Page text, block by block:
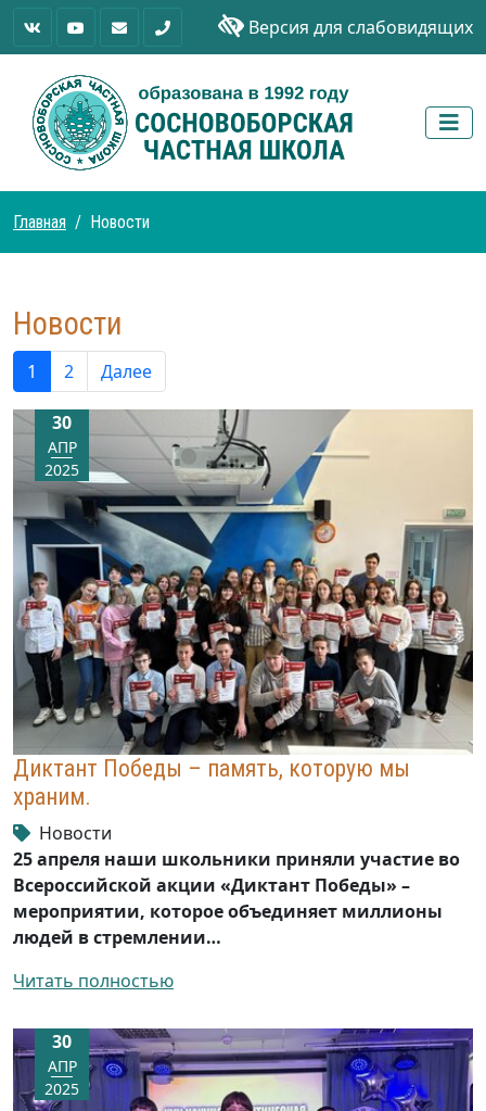
Версия для слабовидящих
Главная Новости
Новости
1 2 Далее
Диктант Победы – память, которую мы
храним.
30
АПР
2025
Новости
25 апреля наши школьники приняли участие во
Всероссийской акции «Диктант Победы» –
мероприятии, которое объединяет миллионы
людей в стремлении…
Читать полностью
30
АПР
2025